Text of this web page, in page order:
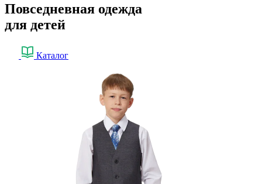
Повседневная одежда
для детей
Каталог